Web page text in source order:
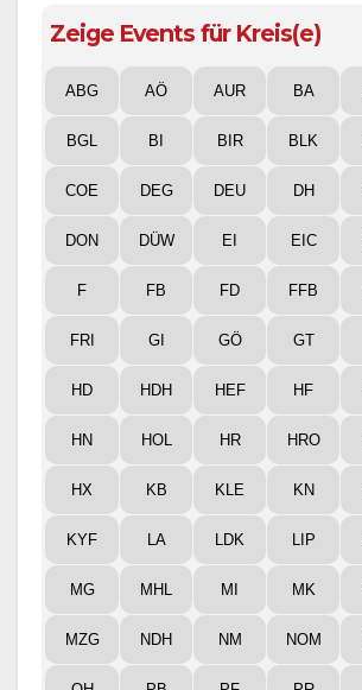
Zeige Events für Kreis(e)
ABG AÖ AUR BA
BGL BI BIR BLK
COE DEG DEU DH
DON DÜW EI EIC
F FB FD FFB
FRI GI GÖ GT
HD HDH HEF HF
HN HOL HR HRO
HX KB KLE KN
KYF LA LDK LIP
MG MHL MI MK
MZG NDH NM NOM